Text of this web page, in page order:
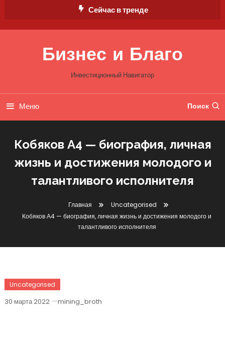
Сейчас в тренде
Бизнес и Благо
Инвестиционный Навигатор
Меню Поиск
Кобяков А4 — биография, личная
жизнь и достижения молодого и
талантливого исполнителя
Главная
Uncategorised
Кобяков А4 — биография, личная жизнь и достижения молодого и
талантливого исполнителя
Uncategorised
30 марта 2022 mining_broth